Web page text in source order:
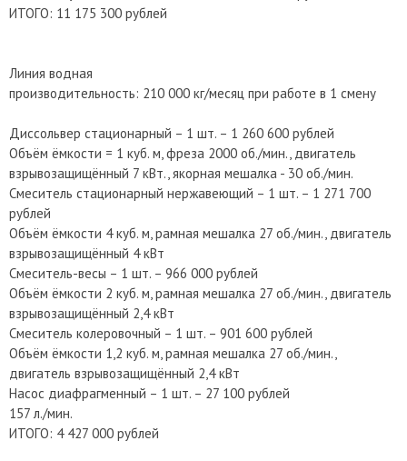
ИТОГО: 11 175 300 рублей
Линия водная
производительность: 210 000 кг/месяц при работе в 1 смену
Диссольвер стационарный – 1 шт. – 1 260 600 рублей
Объём ёмкости = 1 куб. м, фреза 2000 об./мин., двигатель
взрывозащищённый 7 кВт., якорная мешалка - 30 об./мин.
Смеситель стационарный нержавеющий – 1 шт. – 1 271 700
рублей
Объём ёмкости 4 куб. м, рамная мешалка 27 об./мин., двигатель
взрывозащищённый 4 кВт
Смеситель-весы – 1 шт. – 966 000 рублей
Объём ёмкости 2 куб. м, рамная мешалка 27 об./мин., двигатель
взрывозащищённый 2,4 кВт
Смеситель колеровочный – 1 шт. – 901 600 рублей
Объём ёмкости 1,2 куб. м, рамная мешалка 27 об./мин.,
двигатель взрывозащищённый 2,4 кВт
Насос диафрагменный – 1 шт. – 27 100 рублей
157 л./мин.
ИТОГО: 4 427 000 рублей